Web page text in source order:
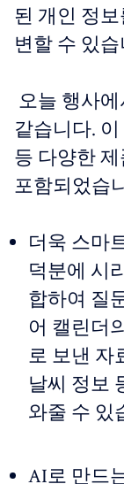
된 개인 정
변할 수 있
오늘 행사
같습니다.
등 다양한
포함되었습
더욱 스마
덕분에 시
합하여 질
어 캘린더
로 보낸 자
날씨 정보
와줄 수 있
AI로 만드